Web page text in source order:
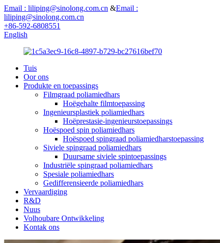
Email : liliping@sinolong.com.cn &Email :
liliping@sinolong.com.cn
+86-592-6808551
English
Tuis
Oor ons
Produkte en toepassings
Filmgraad poliamiedhars
Hoëgehalte filmtoepassing
Ingenieursplastiek poliamiedhars
Hoëprestasie-ingenieurstoepassings
Hoëspoed spin poliamiedhars
Hoëspoed spingraad poliamiedharstoepassing
Siviele spingraad poliamiedhars
Duursame siviele spintoepassings
Industriële spingraad poliamiedhars
Spesiale poliamiedhars
Gedifferensieerde poliamiedhars
Vervaardiging
R&D
Nuus
Volhoubare Ontwikkeling
Kontak ons